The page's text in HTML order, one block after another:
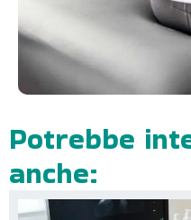
Potrebbe
anche: